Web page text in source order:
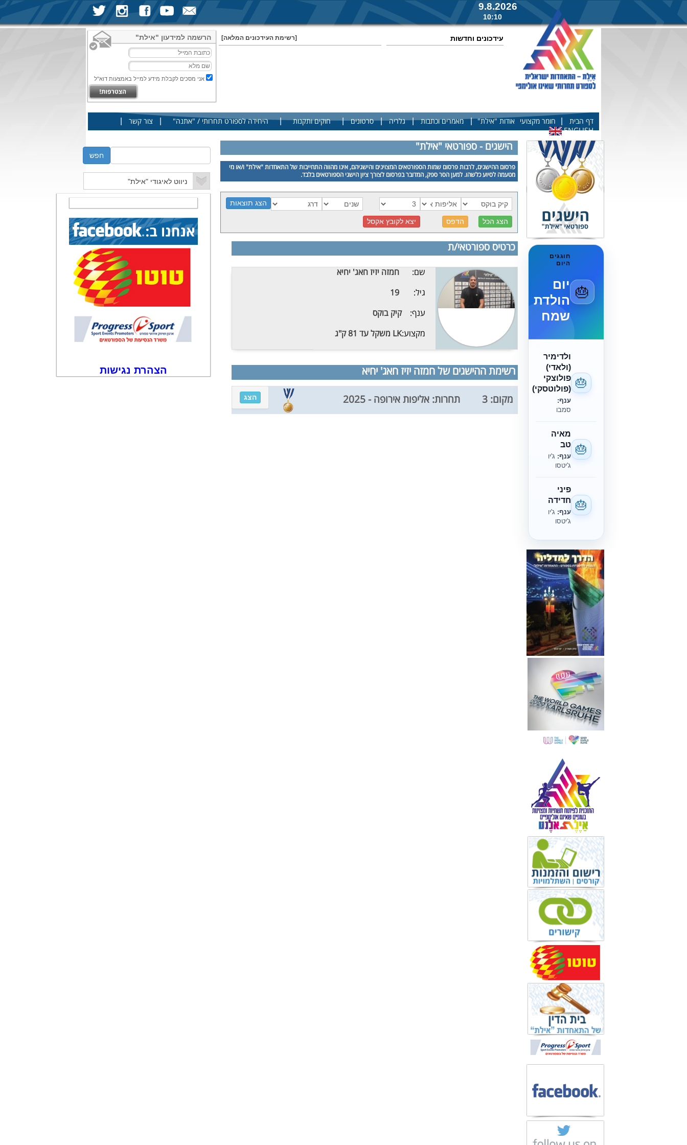
9.8.2026
10:10
הרשמה למידעון "אילת"
אני מסכים לקבלת מידע למייל באמצעות דוא"ל
עידכונים וחדשות [רשימת העידכונים המלאה]
דף הבית חומר מקצועי אודות "אילת" | מאמרים וכתבות | גלריה | סרטונים | חוקים ותקנות | היחידה לספורט תחרותי / "אתנה" צור קשר
ENGLISH
🎂
חוגגים
היום
יום
הולדת
שמח
🎂
ולדימיר
(ולאדי)
פולוצקי
(פולוטסקי)
ענף:
סמבו
🎂
מאיה
טב
ענף: ג'יו
ג'יטסו
🎂
פיני
חדידה
ענף: ג'יו
ג'יטסו
הישגים - ספורטאי "אילת"
פרסום ההישגים, לרבות פרסום שמות הספורטאים המצוינים והישגיהם, אינו מהווה התחייבות של התאחדות "אילת" ו/או מי
מטעמה לסיוע כלשהו. למען הסר ספק, המדובר בפרסום לצורך ציון הישגי הספורטאים בלבד.
כרטיס ספורטאי/ת
שם:
חמזה יזיז חאג' יחיא
גיל:
19
ענף:
קיק בוקס
מקצוע:LK משקל עד 81 ק"ג
רשימת ההישגים של חמזה יזיז חאג' יחיא
מקום: 3 תחרות: אליפות אירופה - 2025 הצג
הצהרת נגישות